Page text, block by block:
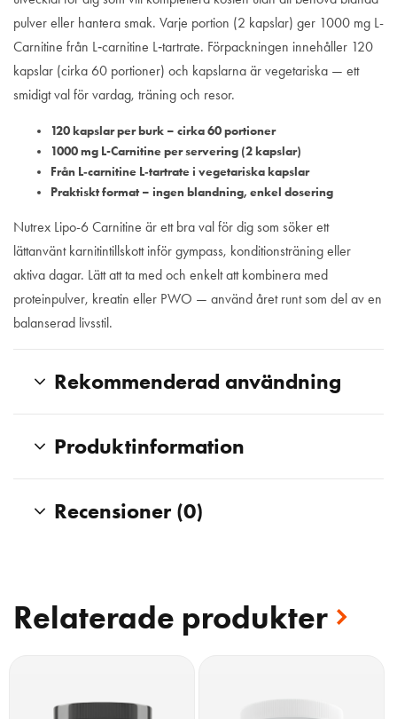
pulver eller hantera smak. Varje portion (2 kapslar) ger 1000 mg L-
Carnitine från L‑carnitine L‑tartrate. Förpackningen innehåller 120
kapslar (cirka 60 portioner) och kapslarna är vegetariska — ett
smidigt val för vardag, träning och resor.
120 kapslar per burk – cirka 60 portioner
1000 mg L-Carnitine per servering (2 kapslar)
Från L‑carnitine L‑tartrate i vegetariska kapslar
Praktiskt format – ingen blandning, enkel dosering
Nutrex Lipo-6 Carnitine är ett bra val för dig som söker ett
lättanvänt karnitintillskott inför gympass, konditionsträning eller
aktiva dagar. Lätt att ta med och enkelt att kombinera med
proteinpulver, kreatin eller PWO — använd året runt som del av en
balanserad livsstil.
Rekommenderad användning
Produktinformation
Recensioner (0)
Relaterade produkter